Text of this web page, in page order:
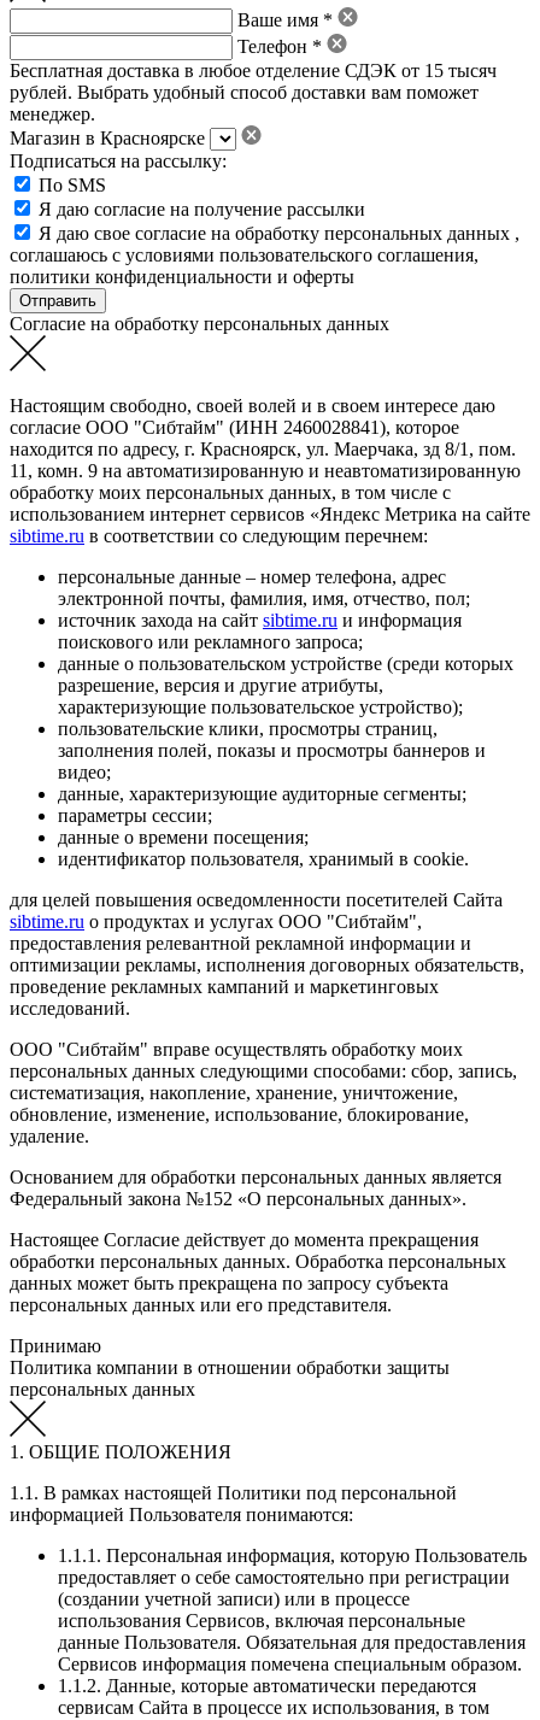
Ваше имя *
Телефон *
Бесплатная доставка в любое отделение СДЭК от 15 тысяч
рублей. Выбрать удобный способ доставки вам поможет
менеджер.
Магазин в Красноярске
Подписаться на рассылку:
По SMS
Я даю согласие на получение рассылки
Я даю свое согласие на обработку персональных данных ,
соглашаюсь с условиями пользовательского соглашения,
политики конфиденциальности и оферты
Согласие на обработку персональных данных
Настоящим свободно, своей волей и в своем интересе даю
согласие ООО "Сибтайм" (ИНН 2460028841), которое
находится по адресу, г. Красноярск, ул. Маерчака, зд 8/1, пом.
11, комн. 9 на автоматизированную и неавтоматизированную
обработку моих персональных данных, в том числе с
использованием интернет сервисов «Яндекс Метрика на сайте
sibtime.ru в соответствии со следующим перечнем:
персональные данные – номер телефона, адрес
электронной почты, фамилия, имя, отчество, пол;
источник захода на сайт sibtime.ru и информация
поискового или рекламного запроса;
данные о пользовательском устройстве (среди которых
разрешение, версия и другие атрибуты,
характеризующие пользовательское устройство);
пользовательские клики, просмотры страниц,
заполнения полей, показы и просмотры баннеров и
видео;
данные, характеризующие аудиторные сегменты;
параметры сессии;
данные о времени посещения;
идентификатор пользователя, хранимый в cookie.
для целей повышения осведомленности посетителей Сайта
sibtime.ru о продуктах и услугах ООО "Сибтайм",
предоставления релевантной рекламной информации и
оптимизации рекламы, исполнения договорных обязательств,
проведение рекламных кампаний и маркетинговых
исследований.
ООО "Сибтайм" вправе осуществлять обработку моих
персональных данных следующими способами: сбор, запись,
систематизация, накопление, хранение, уничтожение,
обновление, изменение, использование, блокирование,
удаление.
Основанием для обработки персональных данных является
Федеральный закона №152 «О персональных данных».
Настоящее Согласие действует до момента прекращения
обработки персональных данных. Обработка персональных
данных может быть прекращена по запросу субъекта
персональных данных или его представителя.
Принимаю
Политика компании в отношении обработки защиты
персональных данных
1. ОБЩИЕ ПОЛОЖЕНИЯ
1.1. В рамках настоящей Политики под персональной
информацией Пользователя понимаются:
1.1.1. Персональная информация, которую Пользователь
предоставляет о себе самостоятельно при регистрации
(создании учетной записи) или в процессе
использования Сервисов, включая персональные
данные Пользователя. Обязательная для предоставления
Сервисов информация помечена специальным образом.
1.1.2. Данные, которые автоматически передаются
сервисам Сайта в процессе их использования, в том